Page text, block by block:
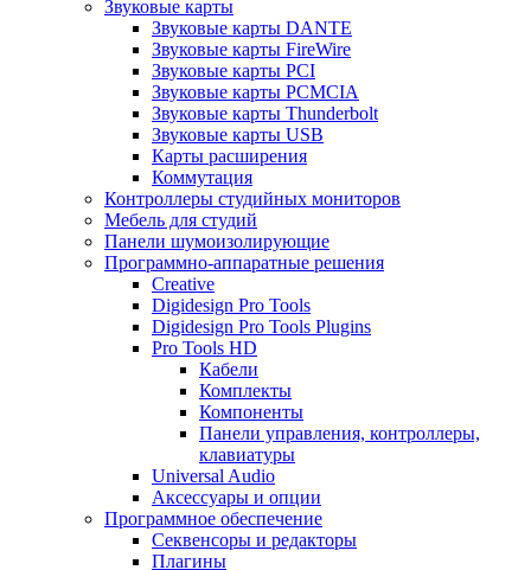
Звуковые карты
Звуковые карты DANTE
Звуковые карты FireWire
Звуковые карты PCI
Звуковые карты PCMCIA
Звуковые карты Thunderbolt
Звуковые карты USB
Карты расширения
Коммутация
Контроллеры студийных мониторов
Мебель для студий
Панели шумоизолирующие
Программно-аппаратные решения
Creative
Digidesign Pro Tools
Digidesign Pro Tools Plugins
Pro Tools HD
Кабели
Комплекты
Компоненты
Панели управления, контроллеры,
клавиатуры
Universal Audio
Аксессуары и опции
Программное обеспечение
Cеквенсоры и редакторы
Плагины